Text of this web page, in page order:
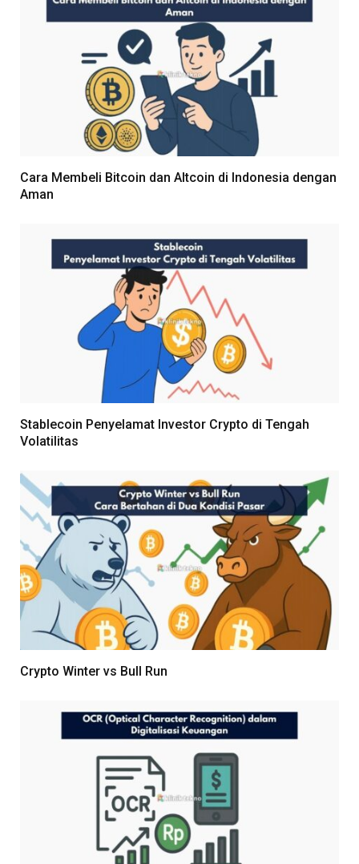
Cara Membeli Bitcoin dan Altcoin di Indonesia dengan
Aman
Stablecoin Penyelamat Investor Crypto di Tengah
Volatilitas
Crypto Winter vs Bull Run